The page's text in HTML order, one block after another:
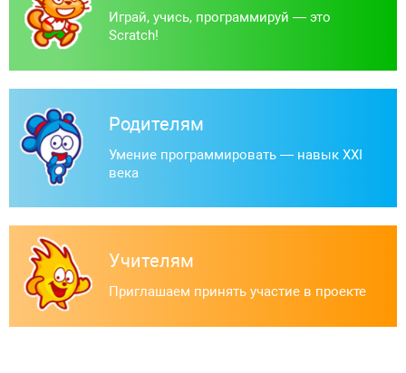
Играй, учись, программируй — это
Scratch!
Родителям
Умение программировать — навык XXI
века
Учителям
Приглашаем принять участие в проекте